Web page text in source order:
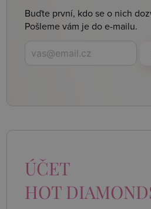
Buďte první, kdo se o nich
Pošleme vám je do e-mailu.
ÚČET
HOT